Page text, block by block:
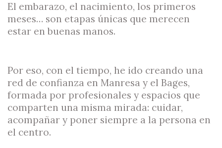
El embarazo, el nacimiento, los primeros
meses… son etapas únicas que merecen
estar en buenas manos.
Por eso, con el tiempo, he ido creando una
red de confianza en Manresa y el Bages,
formada por profesionales y espacios que
comparten una misma mirada: cuidar,
acompañar y poner siempre a la persona en
el centro.